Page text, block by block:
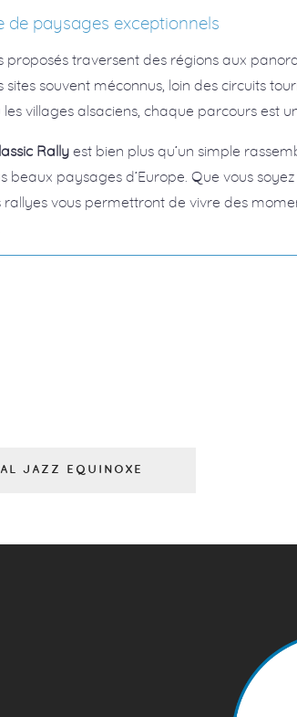
de paysages exceptionnels
proposés traversent des régions aux
souvent méconnus, loin des circuits
les villages alsaciens, chaque parcours est
Rallyest bien plus qu’un simple
beaux paysages d’Europe. Que vous
rallyes vous permettront de vivre des
JAZZ EQUINOXE